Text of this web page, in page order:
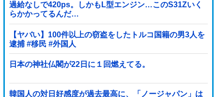
過給なしで420ps。しかもL型エンジン…このS31Zいく
らかかってるんだ…
【ヤバい】100件以上の窃盗をしたトルコ国籍の男3人を
逮捕 #移民 #外国人
日本の神社仏閣が22日に１回燃えてる。
韓国人の対日好感度が過去最高に、「ノージャパン」は